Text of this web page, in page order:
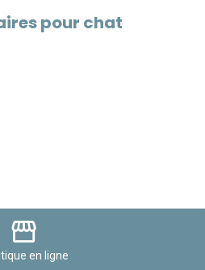
pour chat
storefront
en ligne